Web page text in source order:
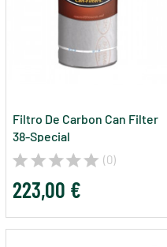
Filtro De Carbon Can Filter
38-Special
(0)
223,00 €